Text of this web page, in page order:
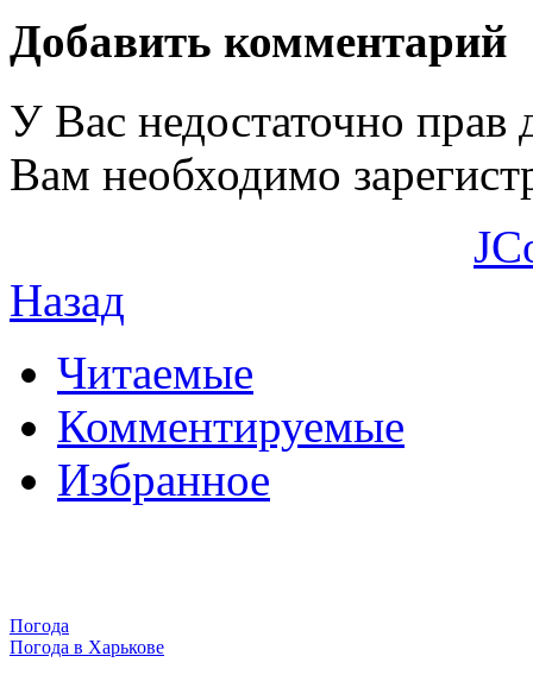
Добавить комментарий
У Вас недостаточно прав
Вам необходимо
Назад
Читаемые
Комментируемые
Избранное
Погода
Погода в Харькове